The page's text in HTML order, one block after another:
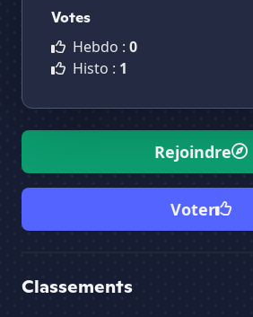
Votes
Hebdo : 0
Histo : 1
Rejoindre
Voter
Classements